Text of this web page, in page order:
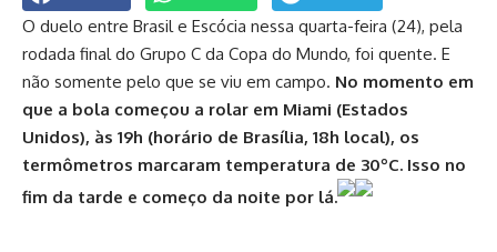
O duelo entre Brasil e Escócia nessa quarta-feira (24), pela
rodada final do Grupo C da Copa do Mundo, foi quente. E
não somente pelo que se viu em campo. No momento em
que a bola começou a rolar em Miami (Estados
Unidos), às 19h (horário de Brasília, 18h local), os
termômetros marcaram temperatura de 30ºC. Isso no
fim da tarde e começo da noite por lá.